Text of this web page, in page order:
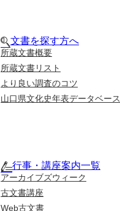
文書を探す方へ
所蔵文書概要
所蔵文書リスト
より良い調査のコツ
山口県文化史年表データベース
行事・講座案内一覧
アーカイブズウィーク
古文書講座
Web古文書